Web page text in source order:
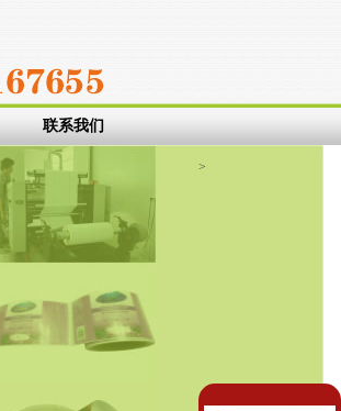
白标签纸条码标贴
联系我们
>